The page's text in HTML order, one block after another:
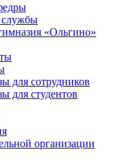
службы
«Ольгино»
для сотрудников
для студентов
организации